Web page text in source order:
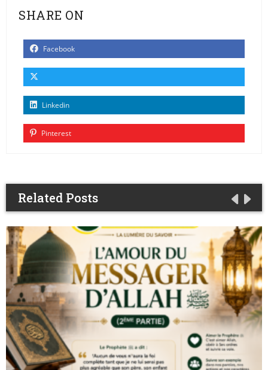
SHARE ON
Facebook
Linkedin
Pinterest
Related Posts